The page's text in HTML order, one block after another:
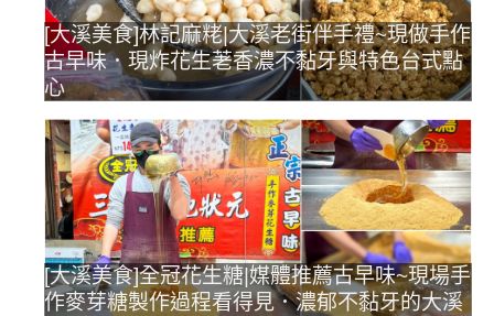
[大溪美食]林記麻粩|大溪老街伴手禮~現做手作
古早味．現炸花生荖香濃不黏牙與特色台式點
心
[大溪美食]全冠花生糖|媒體推薦古早味~現場手
作麥芽糖製作過程看得見．濃郁不黏牙的大溪